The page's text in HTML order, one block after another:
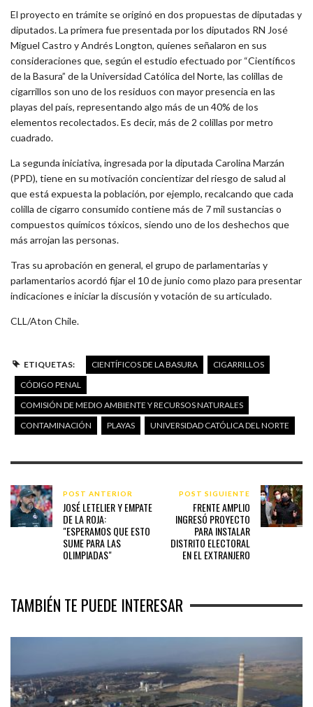
El proyecto en trámite se originó en dos propuestas de diputadas y
diputados. La primera fue presentada por los diputados RN José
Miguel Castro y Andrés Longton, quienes señalaron en sus
consideraciones que, según el estudio efectuado por “Científicos
de la Basura” de la Universidad Católica del Norte, las colillas de
cigarrillos son uno de los residuos con mayor presencia en las
playas del país, representando algo más de un 40% de los
elementos recolectados. Es decir, más de 2 colillas por metro
cuadrado.
La segunda iniciativa, ingresada por la diputada Carolina Marzán
(PPD), tiene en su motivación concientizar del riesgo de salud al
que está expuesta la población, por ejemplo, recalcando que cada
colilla de cigarro consumido contiene más de 7 mil sustancias o
compuestos químicos tóxicos, siendo uno de los deshechos que
más arrojan las personas.
Tras su aprobación en general, el grupo de parlamentarias y
parlamentarios acordó fijar el 10 de junio como plazo para presentar
indicaciones e iniciar la discusión y votación de su articulado.
CLL/Aton Chile.
ETIQUETAS: CIENTÍFICOS DE LA BASURA
CIGARRILLOS
CÓDIGO PENAL
COMISIÓN DE MEDIO AMBIENTE Y RECURSOS NATURALES
CONTAMINACIÓN
PLAYAS UNIVERSIDAD CATÓLICA DEL NORTE
POST ANTERIOR
JOSÉ LETELIER Y EMPATE
DE LA ROJA:
"ESPERAMOS QUE ESTO
SUME PARA LAS
OLIMPIADAS"
POST SIGUIENTE
FRENTE AMPLIO
INGRESÓ PROYECTO
PARA INSTALAR
DISTRITO ELECTORAL
EN EL EXTRANJERO
TAMBIÉN TE PUEDE INTERESAR